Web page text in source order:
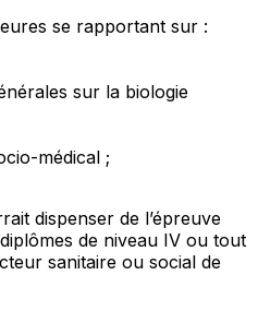
se rapportant sur :
sur la biologie
médical ;
dispenser de l’épreuve
de niveau IV ou tout
sanitaire ou social de